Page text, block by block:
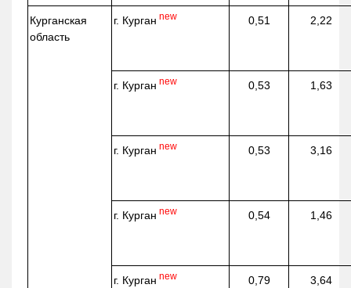
Курганская
область
г. Курган new 0,51 2,22
г. Курган new 0,53 1,63
г. Курган new 0,53 3,16
г. Курган new 0,54 1,46
г. Курган new 0,79 3,64